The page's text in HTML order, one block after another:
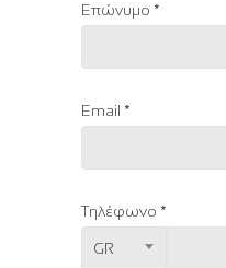
Επώνυμο *
Email *
Τηλέφωνο *
GR